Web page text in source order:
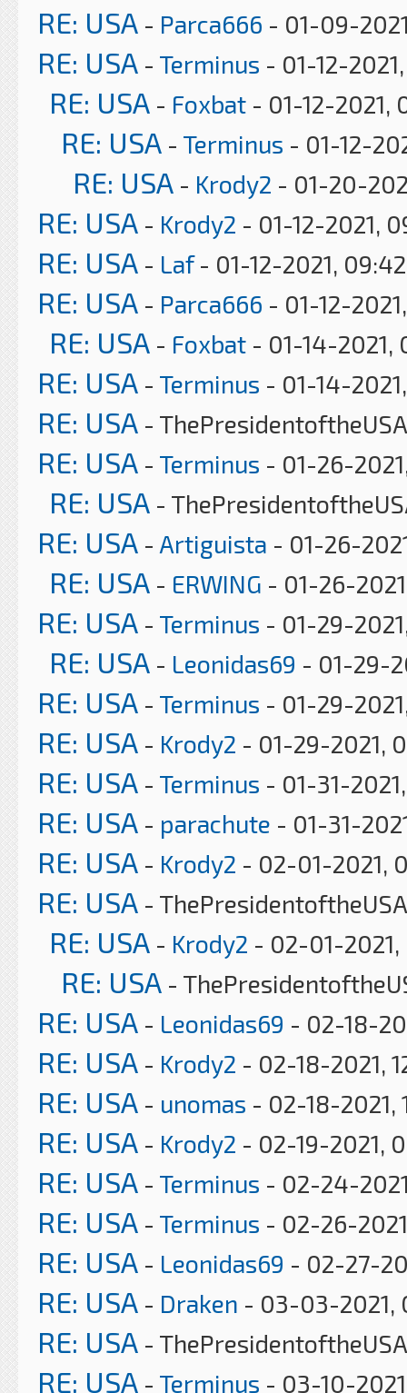
RE: USA - Parca666 - 01-09-
RE: USA - Terminus - 01-12-
RE: USA - Foxbat - 01-12-2021,
RE: USA - Terminus - 01-12-
RE: USA - Krody2 - 01-20-
RE: USA - Krody2 - 01-12-2021,
RE: USA - Laf- 01-12-2021,
RE: USA - Parca666 - 01-12-
RE: USA - Foxbat - 01-14-2021,
RE: USA - Terminus - 01-14-
RE: USA -
RE: USA - Terminus - 01-26-
RE: USA -
RE: USA - Artiguista - 01-26-
RE: USA - ERWING - 01-26-
RE: USA - Terminus - 01-29-
RE: USA - Leonidas69 - 01-29-
RE: USA - Terminus - 01-29-
RE: USA - Krody2 - 01-29-2021,
RE: USA - Terminus - 01-31-
RE: USA - parachute - 01-31-
RE: USA - Krody2 - 02-01-2021,
RE: USA -
RE: USA - Krody2 - 02-01-
RE: USA -
RE: USA - Leonidas69 - 02-18-
RE: USA - Krody2 - 02-18-2021,
RE: USA - unomas - 02-18-2021,
RE: USA - Krody2 - 02-19-2021,
RE: USA - Terminus - 02-24-
RE: USA - Terminus - 02-26-
RE: USA - Leonidas69 - 02-27-
RE: USA - Draken - 03-03-2021,
RE: USA -
RE: USA - Terminus - 03-10-